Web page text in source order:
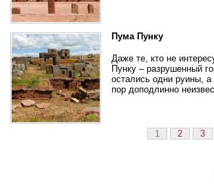
Пума Пунку
Даже те, кто не
Пунку – разрушенный
остались одни руины, а
пор доподлинно
1 2 3